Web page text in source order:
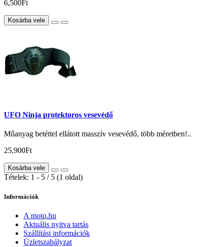
6,500Ft
Kosárba vele
UFO Ninja protektoros vesevédő
Műanyag betéttel ellátott masszív vesevédő, több méretben!..
25,900Ft
Kosárba vele
Tételek: 1 - 5 / 5 (1 oldal)
Információk
A moto.hu
Aktuális nyitva tartás
Szállítási információk
Üzletszabályzat